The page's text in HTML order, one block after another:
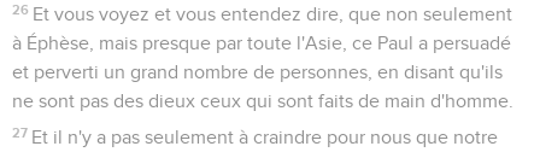
26 Et vous voyez et vous entendez dire, que non seulement
à Éphèse, mais presque par toute l'Asie, ce Paul a persuadé
et perverti un grand nombre de personnes, en disant qu'ils
ne sont pas des dieux ceux qui sont faits de main d'homme.
27 Et il n'y a pas seulement à craindre pour nous que notre